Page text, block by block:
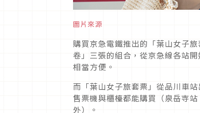
圖片來源
購買京急電鐵推出的「葉山女子
卷」三張的組合，從京急線各站
相當方便。
而「葉山女子旅套票」從品川車
售票機與櫃檯都能購買（泉岳寺
外）。